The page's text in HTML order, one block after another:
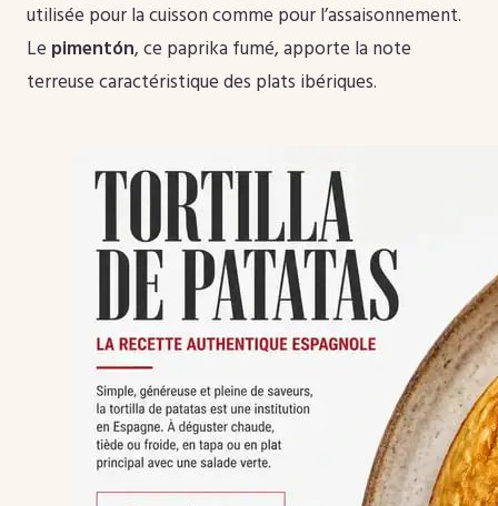
utilisée pour la cuisson comme pour l’assaisonnement.
Le pimentón, ce paprika fumé, apporte la note
terreuse caractéristique des plats ibériques.